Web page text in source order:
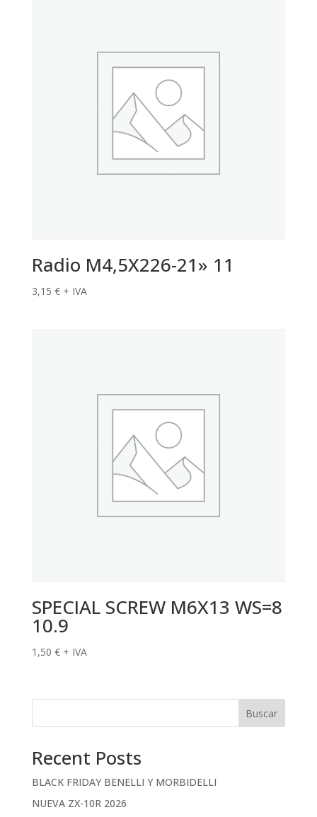
Radio M4,5X226-21» 11
3,15 € + IVA
SPECIAL SCREW M6X13 WS=8
10.9
1,50 € + IVA
Buscar
Recent Posts
BLACK FRIDAY BENELLI Y MORBIDELLI
NUEVA ZX-10R 2026